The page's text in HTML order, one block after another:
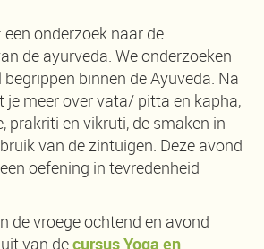
: een onderzoek naar de
de ayurveda. We onderzoeken
binnen de Ayuveda. Na
je meer over vata/ pitta en kapha,
prakriti en vikruti, de smaken in
van de zintuigen. Deze avond
oefening in tevredenheid
de vroege ochtend en avond
van decursus Yoga en